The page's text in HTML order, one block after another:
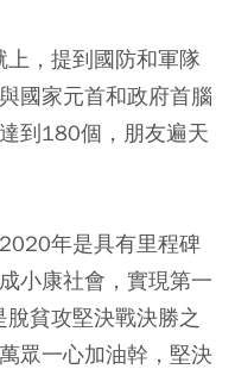
，提到國防和軍隊
國家元首和政府首腦
到180個，朋友遍天
年是具有里程碑
小康社會，實現第一
貧攻堅決戰決勝之
眾一心加油幹，堅決